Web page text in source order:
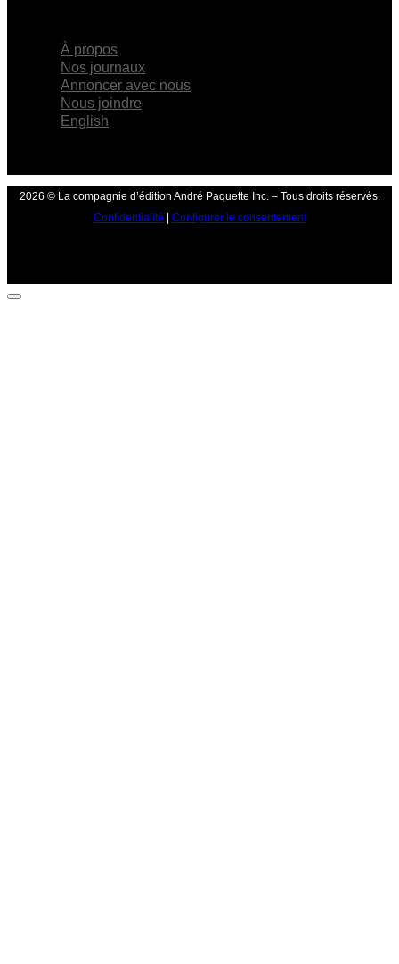
À propos
Nos journaux
Annoncer avec nous
Nous joindre
English
2026 © La compagnie d’édition André Paquette Inc. – Tous droits réservés.
Confidentialité
Configurer le consentement